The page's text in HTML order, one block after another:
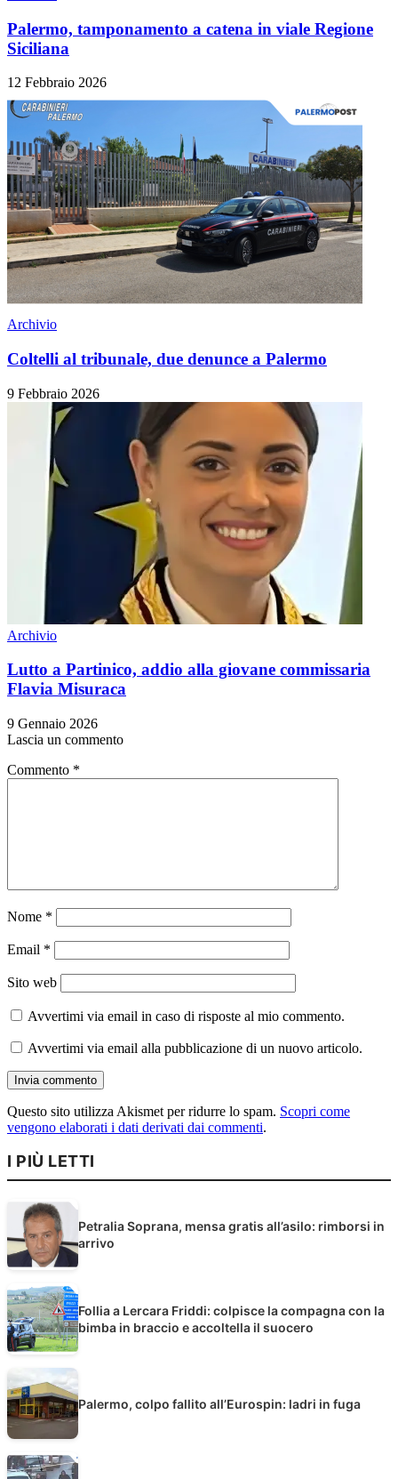
Palermo, tamponamento a catena in viale Regione
Siciliana
12 Febbraio 2026
Archivio
Coltelli al tribunale, due denunce a Palermo
9 Febbraio 2026
Archivio
Lutto a Partinico, addio alla giovane commissaria
Flavia Misuraca
9 Gennaio 2026
Lascia un commento
Commento *
Nome *
Email *
Sito web
Avvertimi via email in caso di risposte al mio commento.
Avvertimi via email alla pubblicazione di un nuovo articolo.
Questo sito utilizza Akismet per ridurre lo spam. Scopri come
vengono elaborati i dati derivati dai commenti.
I PIÙ LETTI
Petralia Soprana, mensa gratis all’asilo: rimborsi in
arrivo
Follia a Lercara Friddi: colpisce la compagna con la
bimba in braccio e accoltella il suocero
Palermo, colpo fallito all’Eurospin: ladri in fuga